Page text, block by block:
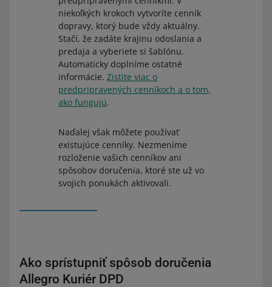
niekoľkých krokoch vytvoríte cenník
dopravy, ktorý bude vždy aktuálny.
Stačí, že zadáte krajinu odoslania a
predaja a vyberiete si šablónu.
Automaticky doplníme ostatné
informácie. Zistite viac o
predpripravených cenníkoch a o tom,
ako fungujú.
Naďalej však môžete používať
existujúce cenníky. Nezmeníme
rozloženie vašich cenníkov ani
spôsobov doručenia, ktoré ste už vo
svojich ponukách aktivovali.
Ako sprístupniť spôsob doručenia
Allegro Kuriér DPD